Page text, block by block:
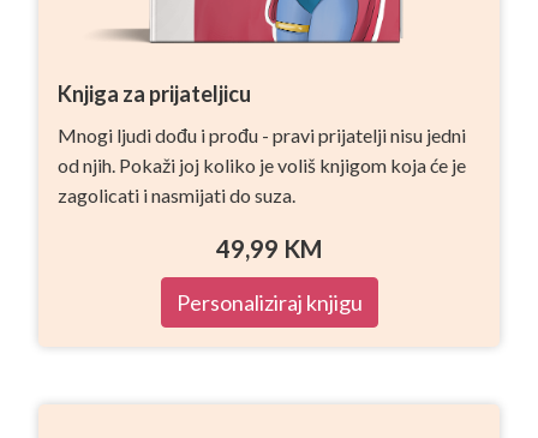
Knjiga za prijateljicu
Mnogi ljudi dođu i prođu - pravi prijatelji nisu jedni
od njih. Pokaži joj koliko je voliš knjigom koja će je
zagolicati i nasmijati do suza.
49,99 KM
Personaliziraj knjigu